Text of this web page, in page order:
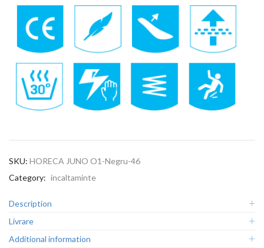
SKU: HORECA JUNO O1-Negru-46
Category: incaltaminte
Description
Livrare
Additional information